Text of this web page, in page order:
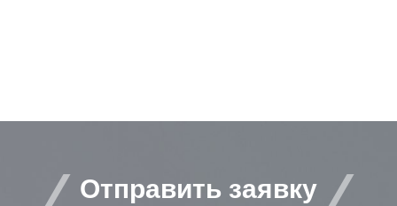
Отправить заявку